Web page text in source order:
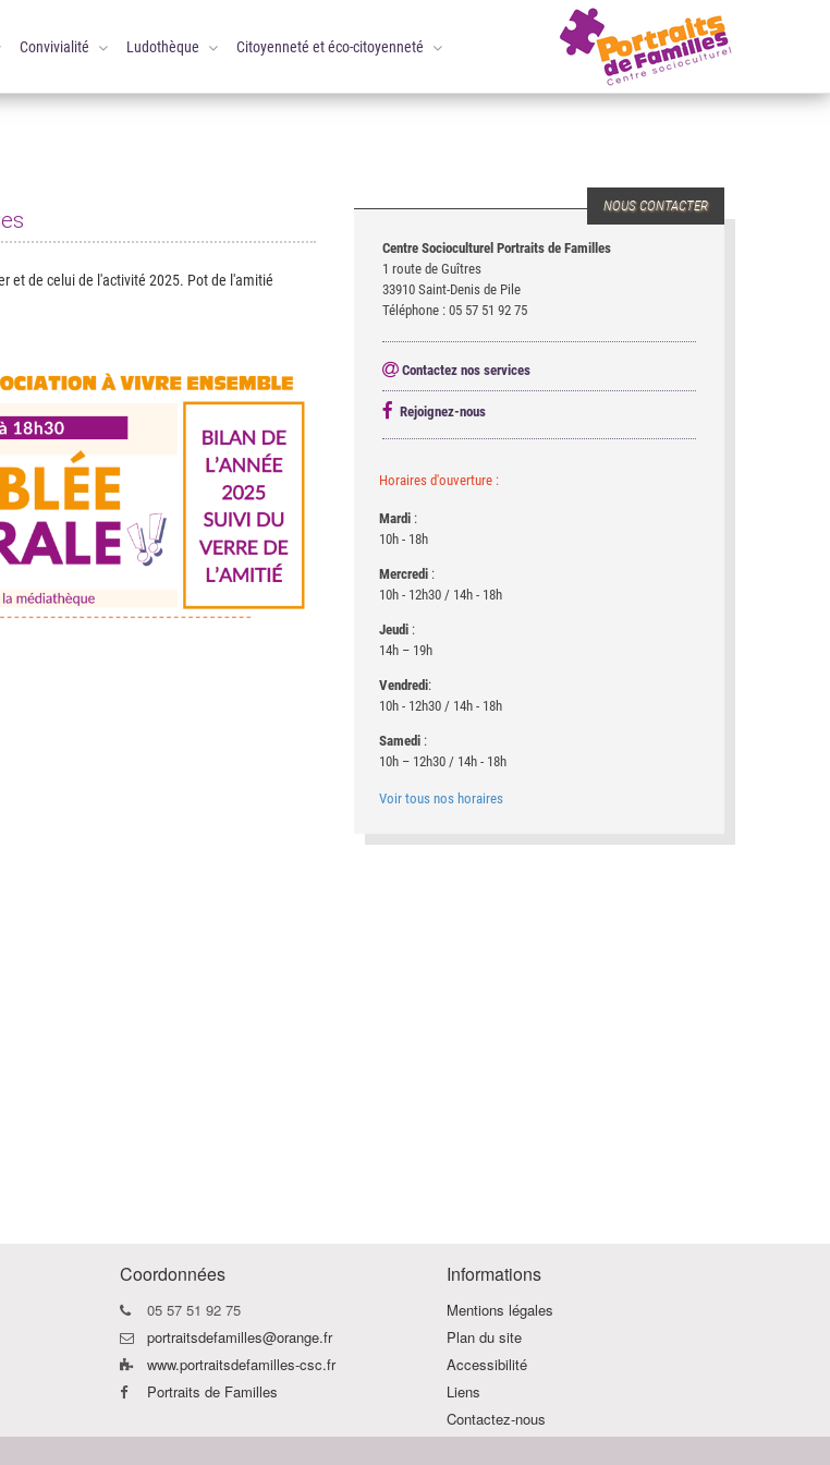
Convivialité Ludothèque Citoyenneté et éco-citoyenneté
et de celui de l'activité 2025. Pot de l'amitié
NOUS CONTACTER
Centre Socioculturel Portraits de Familles
1 route de Guîtres
33910 Saint-Denis de Pile
Téléphone : 05 57 51 92 75
Contactez nos services
Rejoignez-nous
Horaires d'ouverture :
Mardi :
10h - 18h
Mercredi :
10h - 12h30 / 14h - 18h
Jeudi :
14h – 19h
Vendredi:
10h - 12h30 / 14h - 18h
Samedi :
10h – 12h30 / 14h - 18h
Voir tous nos horaires
Coordonnées
05 57 51 92 75
portraitsdefamilles@orange.fr
www.portraitsdefamilles-csc.fr
Portraits de Familles
Informations
Mentions légales
Plan du site
Accessibilité
Liens
Contactez-nous